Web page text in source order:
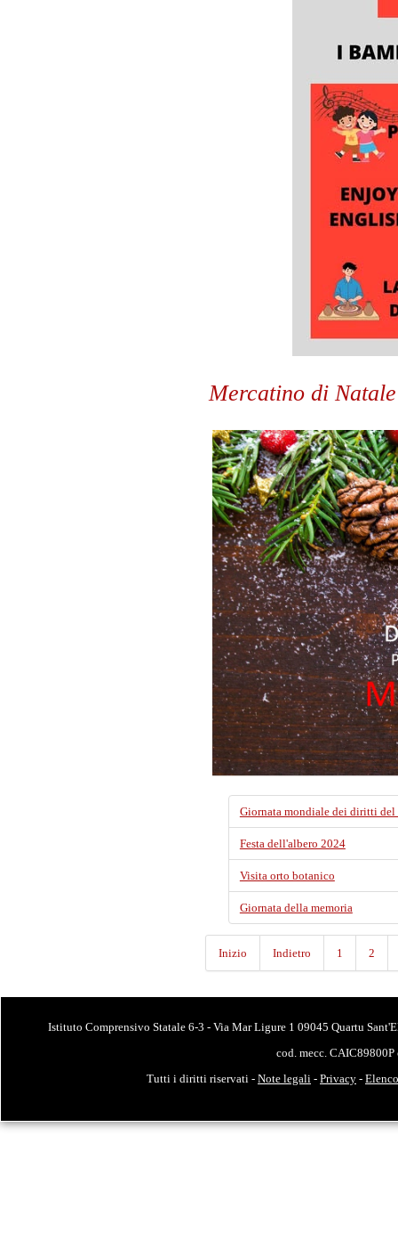
Mercatino di Natale
Giornata mondiale dei diritti del
Festa dell'albero 2024
Visita orto botanico
Giornata della memoria
Inizio Indietro 1 2
Istituto Comprensivo Statale 6-3 - Via Mar Ligure 1 09045 Quartu
cod. mecc.
Tutti i diritti riservati - Note legali - Privacy -